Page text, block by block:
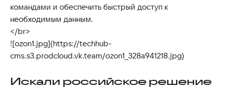
командами и обеспечить быстрый доступ к
необходимым данным.
</br>
![ozon1.jpg](https://techhub-
cms.s3.prodcloud.vk.team/ozon1_328a941218.jpg)
Искали российское решение